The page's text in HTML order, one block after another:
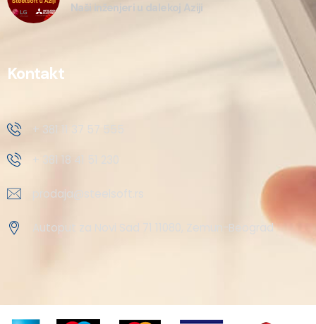
Naši inženjeri u dalekoj Aziji
Kontakt
+ 381 11 37 57 555
+ 381 18 41 51 230
prodaja@steelsoft.rs
Autoput za Novi Sad 71 11080, Zemun-Beograd